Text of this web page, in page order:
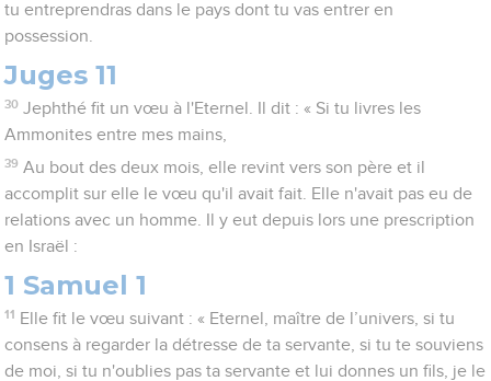
tu entreprendras dans le pays dont tu vas entrer en
possession.
Juges 11
30 Jephthé fit un vœu à l'Eternel. Il dit : « Si tu livres les
Ammonites entre mes mains,
39 Au bout des deux mois, elle revint vers son père et il
accomplit sur elle le vœu qu'il avait fait. Elle n'avait pas eu de
relations avec un homme. Il y eut depuis lors une prescription
en Israël :
1 Samuel 1
11 Elle fit le vœu suivant : « Eternel, maître de l’univers, si tu
consens à regarder la détresse de ta servante, si tu te souviens
de moi, si tu n'oublies pas ta servante et lui donnes un fils, je le